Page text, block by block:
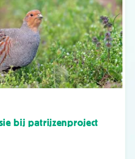
bij patrijzenproject